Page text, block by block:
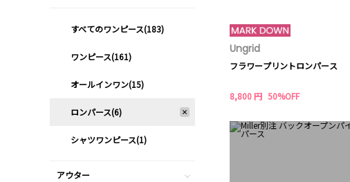
Ungrid
フラワープリントロンパース
8,800 円 50%OFF
すべてのワンピース(183)
ワンピース(161)
オールインワン(15)
ロンパース(6)
シャツワンピース(1)
アウター